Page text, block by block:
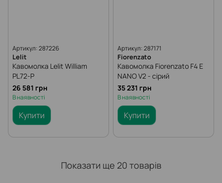
Артикул: 287226
Lelit
Кавомолка Lelit William
PL72-P
26 581 грн
В наявності
Купити
Артикул: 287171
Fiorenzato
Кавомолка Fiorenzato F4 E
NANO V2 - сірий
35 231 грн
В наявності
Купити
Показати ще 20 товарів